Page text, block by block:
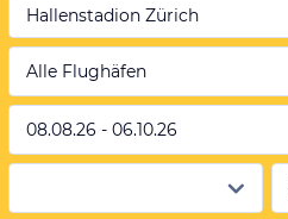
Hallenstadion Zürich
Alle Flughäfen
08.08.26 - 06.10.26